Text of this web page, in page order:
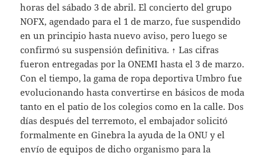
horas del sábado 3 de abril. El concierto del grupo
NOFX, agendado para el 1 de marzo, fue suspendido
en un principio hasta nuevo aviso, pero luego se
confirmó su suspensión definitiva. ↑ Las cifras
fueron entregadas por la ONEMI hasta el 3 de marzo.
Con el tiempo, la gama de ropa deportiva Umbro fue
evolucionando hasta convertirse en básicos de moda
tanto en el patio de los colegios como en la calle. Dos
días después del terremoto, el embajador solicitó
formalmente en Ginebra la ayuda de la ONU y el
envío de equipos de dicho organismo para la